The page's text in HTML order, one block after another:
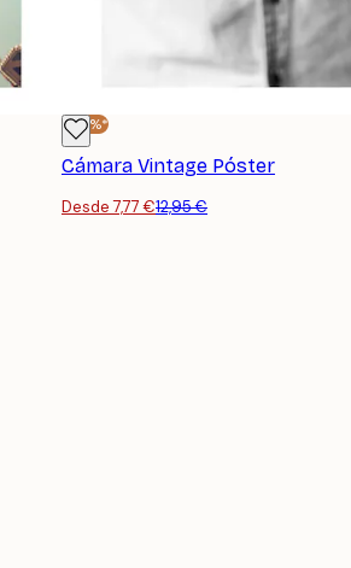
-40%*
Cámara Vintage Póster
Desde 7,77 €12,95 €